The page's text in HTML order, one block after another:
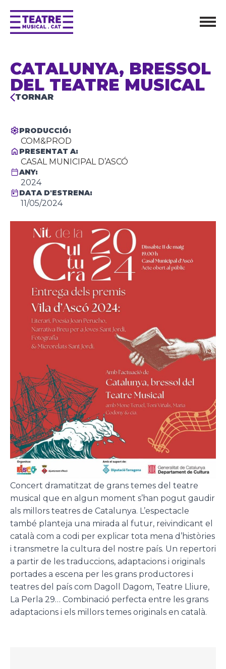
CATALUNYA, BRESSOL
DEL TEATRE MUSICAL
TORNAR
PRODUCCIÓ:
COM&PROD
PRESENTAT A:
CASAL MUNICIPAL D’ASCÓ
ANY:
2024
DATA D'ESTRENA:
11/05/2024
Concert dramatitzat de grans temes del teatre
musical que en algun moment s’han pogut gaudir
als millors teatres de Catalunya. L’espectacle
també planteja una mirada al futur, reivindicant el
català com a codi per explicar tota mena d’històries
i transmetre la cultura del nostre país. Un repertori
a partir de les traduccions, adaptacions i originals
portades a escena per les grans productores i
teatres del país com Dagoll Dagom, Teatre Lliure,
La Perla 29… Combinació perfecta entre les grans
adaptacions i els millors temes originals en català.